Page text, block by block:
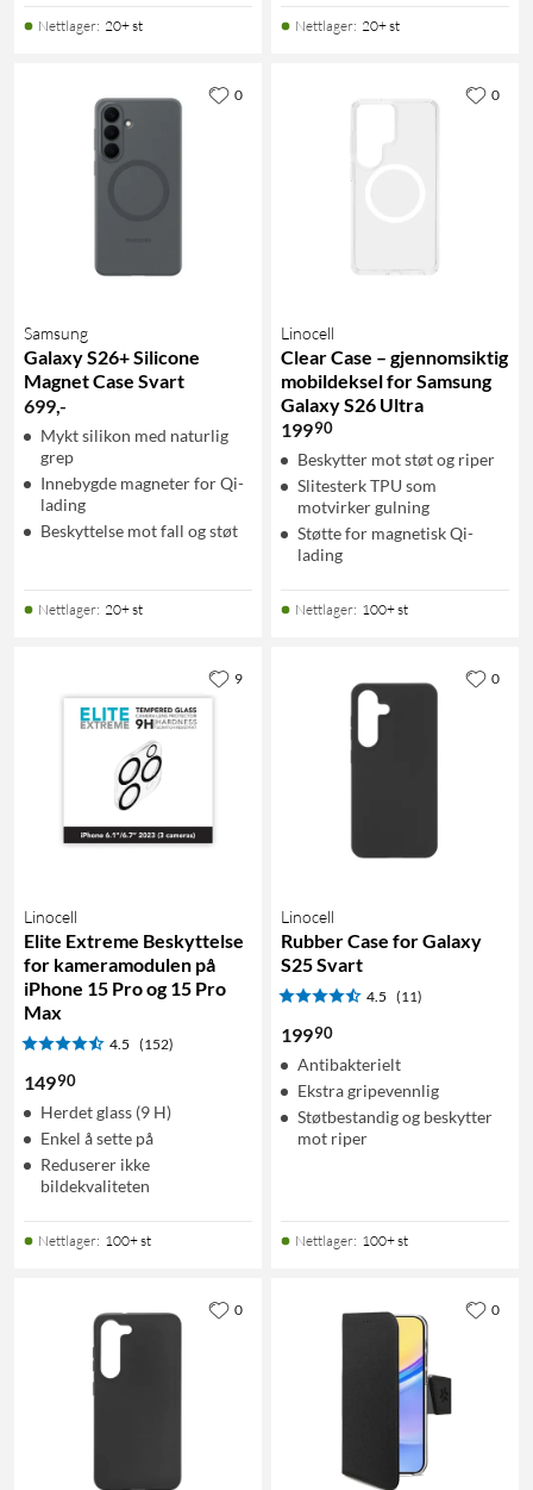
Nettlager: 20+ st Nettlager: 20+ st
Samsung
Galaxy S26+ Silicone
Magnet Case Svart
699,-
Mykt silikon med naturlig
grep
Innebygde magneter for Qi-
lading
Beskyttelse mot fall og støt
Nettlager: 20+ st
0
Linocell
Clear Case – gjennomsiktig
mobildeksel for Samsung
Galaxy S26 Ultra
19990
Beskytter mot støt og riper
Slitesterk TPU som
motvirker gulning
Støtte for magnetisk Qi-
lading
Nettlager: 100+ st
0
Linocell
Elite Extreme Beskyttelse
for kameramodulen på
iPhone 15 Pro og 15 Pro
Max
4.5 (152)
14990
Herdet glass (9 H)
Enkel å sette på
Reduserer ikke
bildekvaliteten
Nettlager: 100+ st
9
Linocell
Rubber Case for Galaxy
S25 Svart
4.5 (11)
19990
Antibakterielt
Ekstra gripevennlig
Støtbestandig og beskytter
mot riper
Nettlager: 100+ st
0
0 0